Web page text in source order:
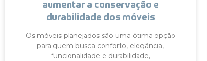
aumentar a conservação e
durabilidade dos móveis
Os móveis planejados são uma ótima opção
para quem busca conforto, elegância,
funcionalidade e durabilidade,